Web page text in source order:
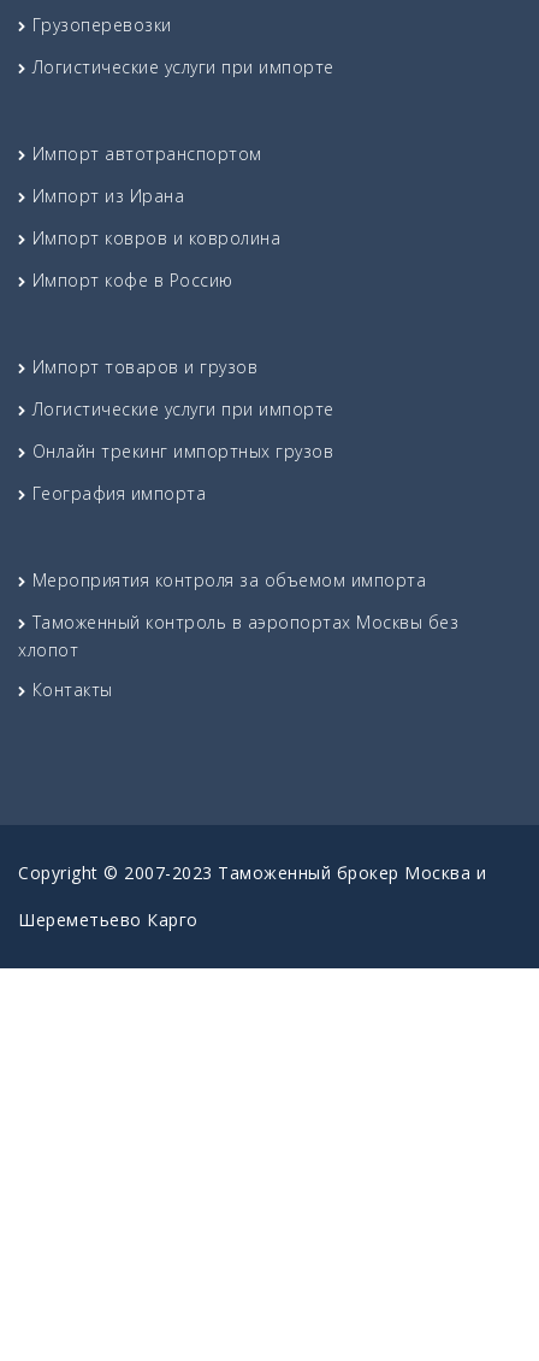
Грузоперевозки
Логистические услуги при импорте
Импорт автотранспортом
Импорт из Ирана
Импорт ковров и ковролина
Импорт кофе в Россию
Импорт товаров и грузов
Логистические услуги при импорте
Онлайн трекинг импортных грузов
География импорта
Мероприятия контроля за объемом импорта
Таможенный контроль в аэропортах Москвы без
хлопот
Контакты
Copyright © 2007-2023 Таможенный брокер Москва и
Шереметьево Карго